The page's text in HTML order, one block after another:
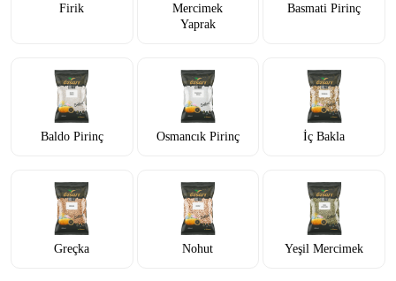
Firik
Mercimek
Yaprak
Basmati Pirinç
Baldo Pirinç Osmancık Pirinç İç Bakla
Greçka Nohut Yeşil Mercimek